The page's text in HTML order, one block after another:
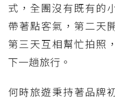
式，全團沒有既有的
帶著點客氣，第二天
第三天互相幫忙拍照
下一趟旅行。
何時旅遊秉持著品牌